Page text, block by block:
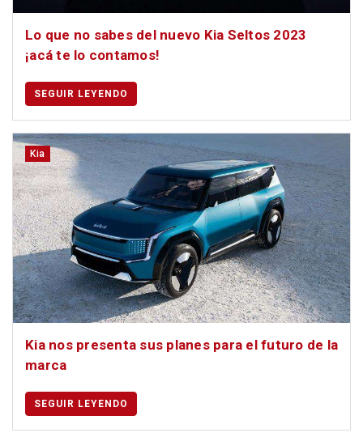
Lo que no sabes del nuevo Kia Seltos 2023
¡acá te lo contamos!
SEGUIR LEYENDO
Kia
Kia nos presenta sus planes para el futuro de la
marca
SEGUIR LEYENDO